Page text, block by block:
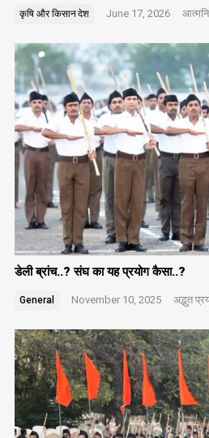
कृषि और किसानदेश June 17, 2026
डेली ब्रांच..? संघ का यह प्रयोग कैसा..?
General November 10, 2025 अद्भुत